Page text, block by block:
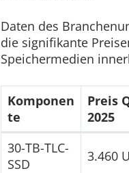
Daten des
die signifikante
Speichermedien
Komponen
te
Preis
2025
30-TB-TLC-
SSD
3.460